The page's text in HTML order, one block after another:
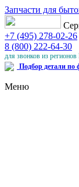
Запчасти для
+7 (495) 278-02-26
8 (800) 222-64-30
для звонков из
Подбор детали по
Меню